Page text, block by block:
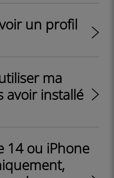
un profil
ma
avoir installé
14 ou iPhone